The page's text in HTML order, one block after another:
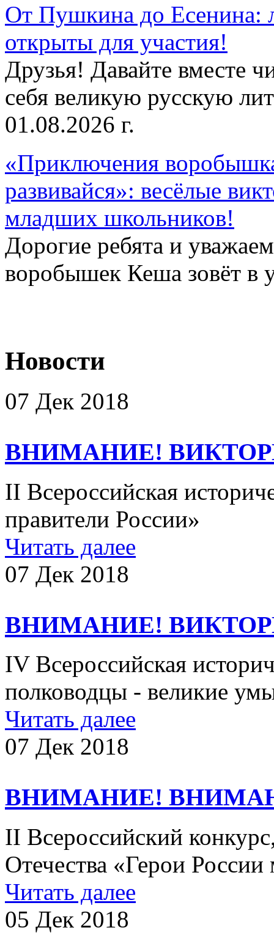
От Пушкина до Есенина:
открыты для участия!
Друзья! Давайте вместе
себя великую русскую
01.08.2026 г.
«Приключения
развивайся»: весёлые
младших школьников!
Дорогие ребята и
воробышек Кеша зовёт в
Новости
07 Дек 2018
ВНИМАНИЕ!
II Всероссийская
правители России»​
Читать далее
07 Дек 2018
ВНИМАНИЕ!
IV Всероссийская
полководцы - великие
Читать далее
07 Дек 2018
ВНИМАНИЕ!
II Всероссийский
Отечества «Герои
Читать далее
05 Дек 2018